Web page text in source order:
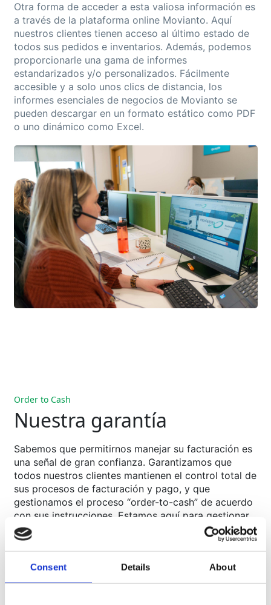
Consent Details About
Otra forma de acceder a esta valiosa información es
a través de la plataforma online Movianto. Aquí
nuestros clientes tienen acceso al último estado de
todos sus pedidos e inventarios. Además, podemos
proporcionarle una gama de informes
estandarizados y/o personalizados. Fácilmente
accesible y a solo unos clics de distancia, los
informes esenciales de negocios de Movianto se
pueden descargar en un formato estático como PDF
o uno dinámico como Excel.
Order to Cash
Nuestra garantía
Sabemos que permitirnos manejar su facturación es
una señal de gran confianza. Garantizamos que
todos nuestros clientes mantienen el control total de
sus procesos de facturación y pago, y que
gestionamos el proceso “order-to-cash” de acuerdo
con sus instrucciones. Estamos aquí para gestionar
su cadena de suministro farmacéutica y permitirle
centrarse en el desarrollo de su propio negocio.
Servicios financieros/"order-to-cash"
Liberación del producto